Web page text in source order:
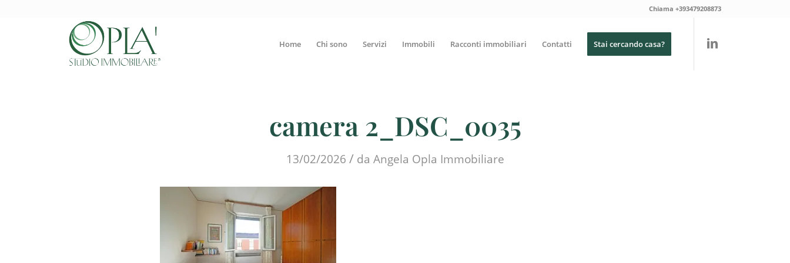
Chiama +393479208873
Home Chi sono Servizi Immobili Racconti immobiliari Contatti Stai cercando casa?
camera 2_DSC_0035
13/02/2026 / da Angela Opla Immobiliare